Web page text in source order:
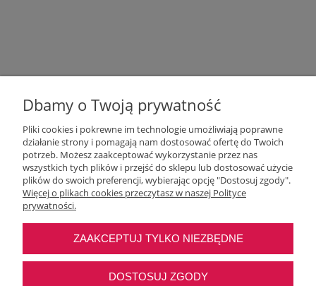
Moje konto
Najczęstsze pytania
Dbamy o Twoją prywatność
Pliki cookies i pokrewne im technologie umożliwiają poprawne
działanie strony i pomagają nam dostosować ofertę do Twoich
potrzeb. Możesz zaakceptować wykorzystanie przez nas
wszystkich tych plików i przejść do sklepu lub dostosować użycie
plików do swoich preferencji, wybierając opcję "Dostosuj zgody".
Więcej o plikach cookies przeczytasz w naszej Polityce
prywatności.
ZAAKCEPTUJ TYLKO NIEZBĘDNE
DOSTOSUJ ZGODY